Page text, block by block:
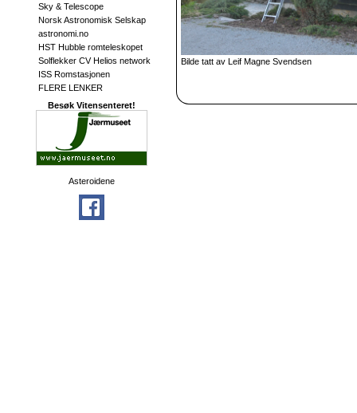
Sky & Telescope
Norsk Astronomisk Selskap
astronomi.no
HST Hubble romteleskopet
Solflekker CV Helios network
ISS Romstasjonen
FLERE LENKER
Besøk Vitensenteret!
Asteroidene
Bilde tatt av Leif Magne Svendsen